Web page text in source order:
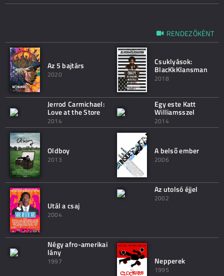
RENDEZŐKÉNT
Az 5 bajtárs
2020
Csuklyások:
BlacKkKlansman
2018
Jerrod Carmichael:
Love at the Store
2014
Egy este Katt
Williamsszel
2014
Oldboy
2013
A belső ember
2006
Utál a csaj
2004
Az utolsó éjjel
2002
Négy afro-amerikai
lány
1997 Nepperek
1995